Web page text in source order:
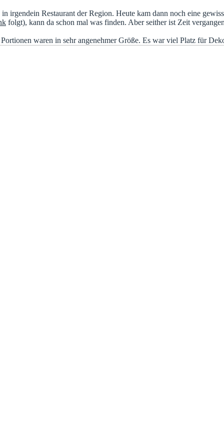
irgendein Restaurant der Region. Heute kam dann noch eine
folgt), kann da schon mal was finden. Aber seither ist Zeit
waren in sehr angenehmer Größe. Es war viel Platz für